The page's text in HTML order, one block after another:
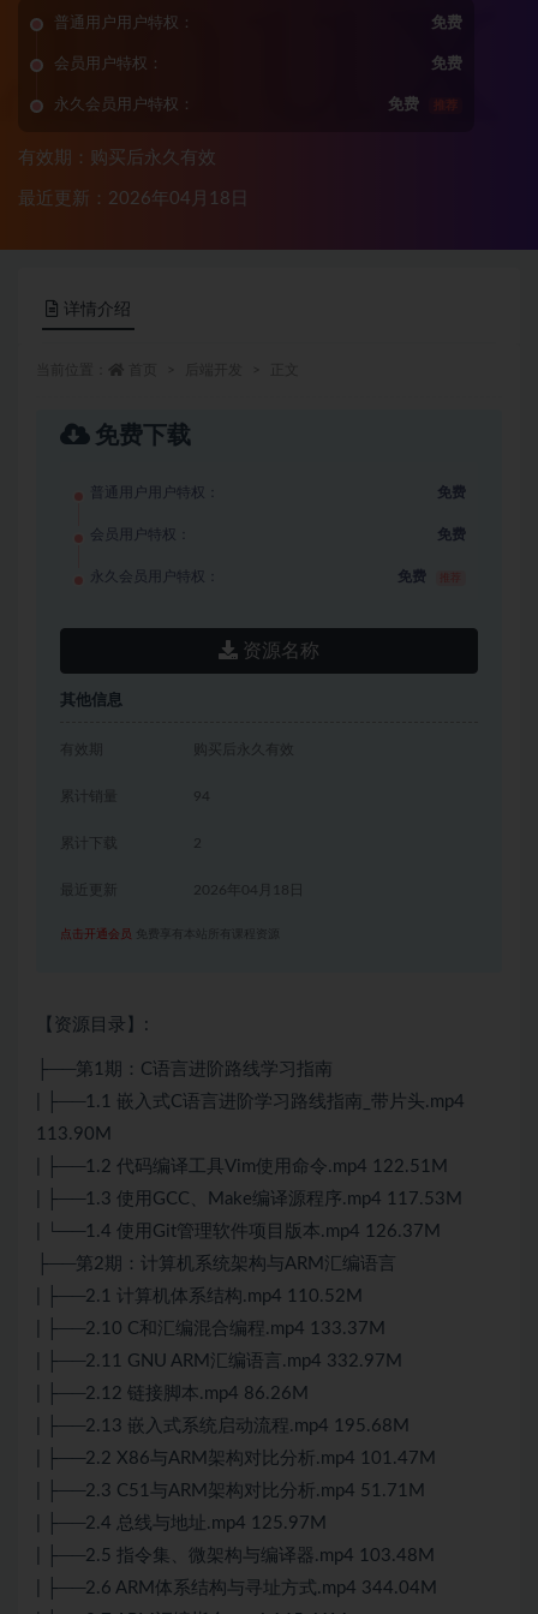
普通用户用户特权： 免费
会员用户特权： 免费
永久会员用户特权： 免费 推荐
有效期：购买后永久有效
最近更新：2026年04月18日
详情介绍
免费下载
普通用户用户特权： 免费
会员用户特权： 免费
永久会员用户特权： 免费
资源名称
其他信息
有效期 购买后永久有效
累计销量 94
累计下载 2
2026年04月18日
点击开通会员 免费享有本站所有课程资源
【资源目录】:
├──第1期：C语言进阶路线学习指南
| ├──1.1 嵌入式C语言进阶学习路线指南_带片头.mp4
113.90M
| ├──1.2 代码编译工具Vim使用命令.mp4 122.51M
| ├──1.3 使用GCC、Make编译源程序.mp4 117.53M
| └──1.4 使用Git管理软件项目版本.mp4 126.37M
├──第2期：计算机系统架构与ARM汇编语言
| ├──2.1 计算机体系结构.mp4 110.52M
| ├──2.10 C和汇编混合编程.mp4 133.37M
| ├──2.11 GNU ARM汇编语言.mp4 332.97M
| ├──2.12 链接脚本.mp4 86.26M
| ├──2.13 嵌入式系统启动流程.mp4 195.68M
| ├──2.2 X86与ARM架构对比分析.mp4 101.47M
| ├──2.3 C51与ARM架构对比分析.mp4 51.71M
| ├──2.4 总线与地址.mp4 125.97M
| ├──2.5 指令集、微架构与编译器.mp4 103.48M
| ├──2.6 ARM体系结构与寻址方式.mp4 344.04M